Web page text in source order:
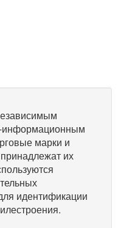
информационным
марки и
их
идентификации